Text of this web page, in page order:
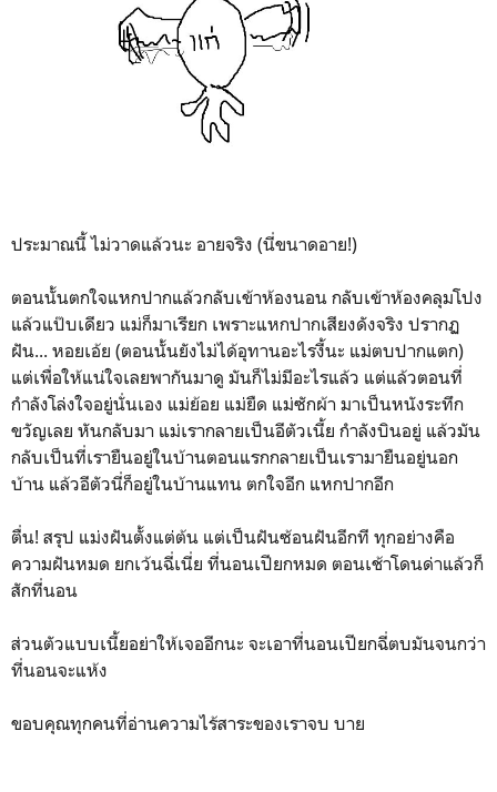
ประมาณนี้ ไม่วาดแล้วนะ อายจริง (นี่ขนาดอาย!)
ตอนนั้นตกใจแหกปากแล้วกลับเข้าห้องนอน กลับเข้าห้องคลุมโปง
แล้วแป๊บเดียว แม่ก็มาเรียก เพราะแหกปากเสียงดังจริง ปรากฏ
ฝัน... หอยเอ้ย (ตอนนั้นยังไม่ได้อุทานอะไรงี้นะ แม่ตบปากแตก)
แต่เพื่อให้แน่ใจเลยพากันมาดู มันก็ไม่มีอะไรแล้ว แต่แล้วตอนที่
กำลังโล่งใจอยู่นั่นเอง แม่ย้อย แม่ยืด แม่ซักผ้า มาเป็นหนังระทึก
ขวัญเลย หันกลับมา แม่เรากลายเป็นอีตัวเนี้ย กำลังบินอยู่ แล้วมัน
กลับเป็นที่เรายืนอยู่ในบ้านตอนแรกกลายเป็นเรามายืนอยู่นอก
บ้าน แล้วอีตัวนี่ก็อยู่ในบ้านแทน ตกใจอีก แหกปากอีก
ตื่น! สรุป แม่งฝันตั้งแต่ต้น แต่เป็นฝันซ้อนฝันอีกที ทุกอย่างคือ
ความฝันหมด ยกเว้นฉี่เนี่ย ที่นอนเปียกหมด ตอนเช้าโดนด่าแล้วก็
สักที่นอน
ส่วนตัวแบบเนี้ยอย่าให้เจออีกนะ จะเอาที่นอนเปียกฉี่ตบมันจนกว่า
ที่นอนจะแห้ง
ขอบคุณทุกคนที่อ่านความไร้สาระของเราจบ บาย